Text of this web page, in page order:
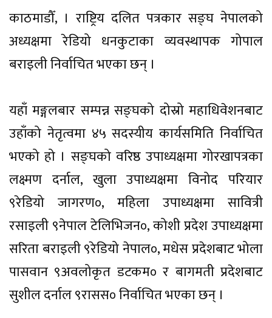
काठमाडौँ, । राष्ट्रिय दलित पत्रकार सङ्घ नेपालको
अध्यक्षमा रेडियो धनकुटाका व्यवस्थापक गोपाल
बराइली निर्वाचित भएका छन् ।
यहाँ मङ्गलबार सम्पन्न सङ्घको दोस्रो महाधिवेशनबाट
उहाँको नेतृत्वमा ४५ सदस्यीय कार्यसमिति निर्वाचित
भएको हो । सङ्घको वरिष्ठ उपाध्यक्षमा गोरखापत्रका
लक्ष्मण दर्नाल, खुला उपाध्यक्षमा विनोद परियार
९रेडियो जागरण०, महिला उपाध्यक्षमा सावित्री
रसाइली ९नेपाल टेलिभिजन०, कोशी प्रदेश उपाध्यक्षमा
सरिता बराइली ९रेडियो नेपाल०, मधेस प्रदेशबाट भोला
पासवान ९अवलोकृत डटकम० र बागमती प्रदेशबाट
सुशील दर्नाल ९रासस० निर्वाचित भएका छन् ।